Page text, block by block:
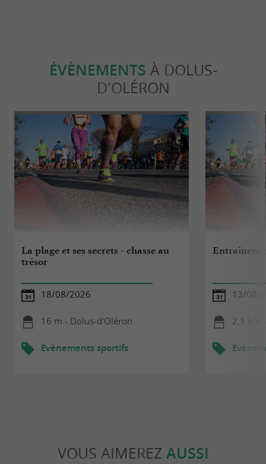
ÉVÈNEMENTS À DOLUS-
D'OLÉRON
La plage et ses secrets - chasse au
trésor
18/08/2026
16 m - Dolus-d'Oléron
Evènements sportifs
13/08/
2,1 km
VOUS AIMEREZ AUSSI